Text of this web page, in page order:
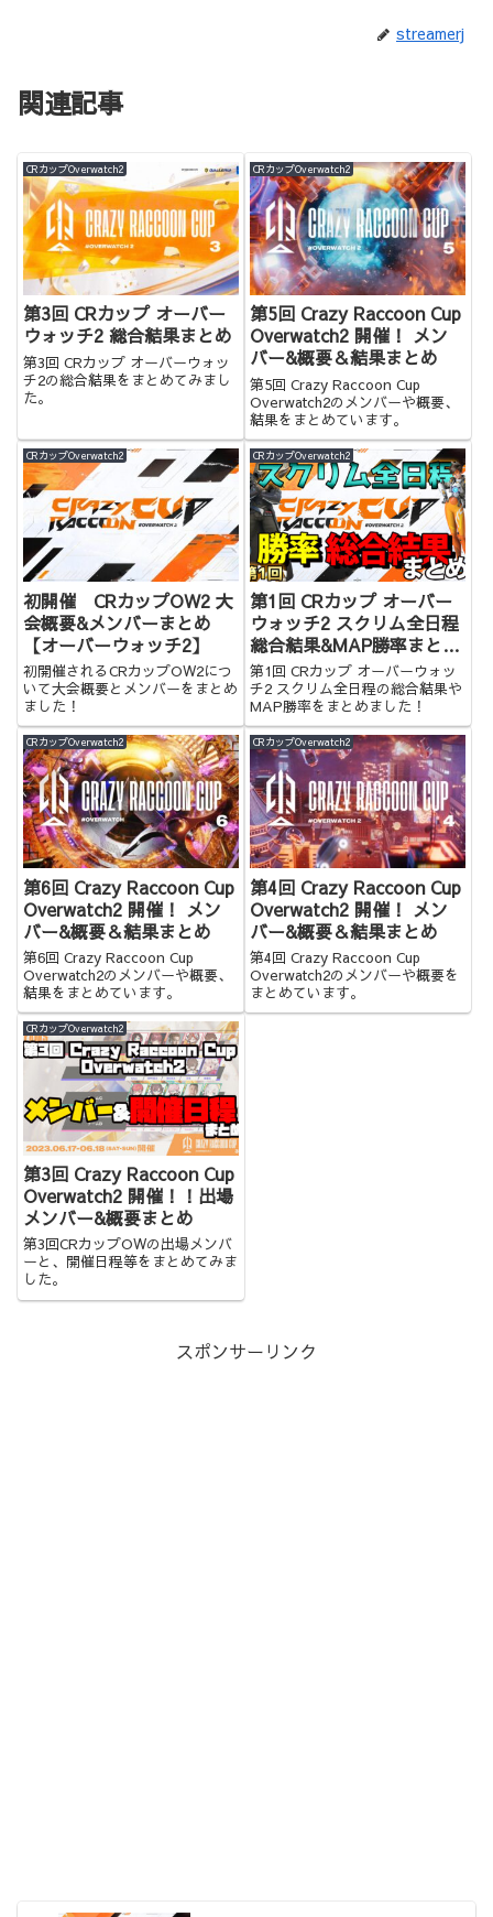
streamerj
関連記事
CRカップOverwatch2
第3回 CRカップ オーバー
ウォッチ2 総合結果まとめ
第3回 CRカップ オーバーウォッ
チ2の総合結果をまとめてみまし
た。
CRカップOverwatch2
第5回 Crazy Raccoon Cup
Overwatch2 開催！ メン
バー&概要＆結果まとめ
第5回 Crazy Raccoon Cup
Overwatch2のメンバーや概要、
結果をまとめています。
CRカップOverwatch2
初開催 CRカップOW2 大
会概要&メンバーまとめ
【オーバーウォッチ2】
初開催されるCRカップOW2につ
いて大会概要とメンバーをまとめ
ました！
CRカップOverwatch2
第1回 CRカップ オーバー
ウォッチ2 スクリム全日程
総合結果&MAP勝率まとめ
【OW2】
第1回 CRカップ オーバーウォッ
チ2 スクリム全日程の総合結果や
MAP勝率をまとめました！
CRカップOverwatch2
第6回 Crazy Raccoon Cup
Overwatch2 開催！ メン
バー&概要＆結果まとめ
第6回 Crazy Raccoon Cup
Overwatch2のメンバーや概要、
結果をまとめています。
CRカップOverwatch2
第4回 Crazy Raccoon Cup
Overwatch2 開催！ メン
バー&概要＆結果まとめ
第4回 Crazy Raccoon Cup
Overwatch2のメンバーや概要を
まとめています。
CRカップOverwatch2
第3回 Crazy Raccoon Cup
Overwatch2 開催！！出場
メンバー&概要まとめ
第3回CRカップOWの出場メンバ
ーと、開催日程等をまとめてみま
した。
スポンサーリンク